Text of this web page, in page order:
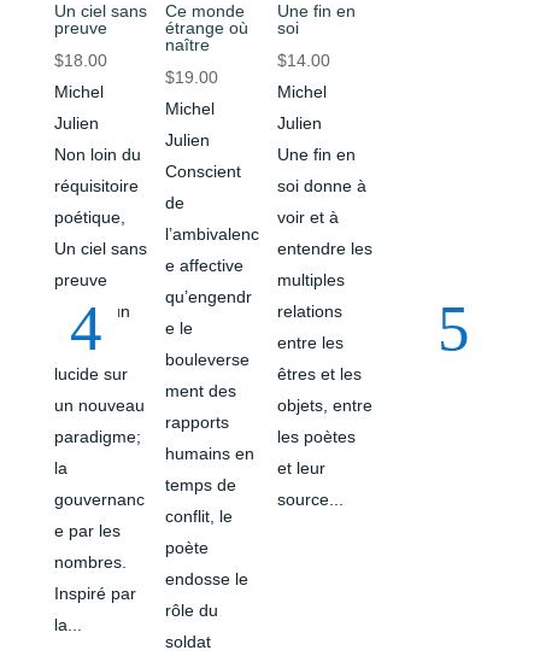
Un ciel sans
preuve
$18.00
Michel
Julien
Non loin du
réquisitoire
poétique,
Un ciel sans
preuve
dresse un
constat
lucide sur
un nouveau
paradigme;
la
gouvernanc
e par les
nombres.
Inspiré par
la...
Ce monde
étrange où
naître
$19.00
Michel
Julien
Conscient
de
l’ambivalenc
e affective
qu’engendr
e le
bouleverse
ment des
rapports
humains en
temps de
conflit, le
poète
endosse le
rôle du
soldat
Une fin en
soi
$14.00
Michel
Julien
Une fin en
soi donne à
voir et à
entendre les
multiples
relations
entre les
êtres et les
objets, entre
les poètes
et leur
source...